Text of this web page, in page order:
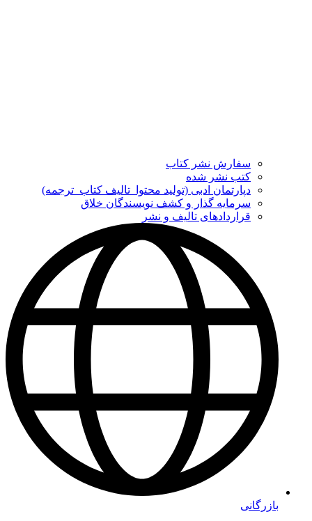
سفارش نشر کتاب
کتب نشر شده
دپارتمان ادبی (تولید محتوا_تالیف کتاب_ترجمه)
سرمایه گذار و کشف نویسندگان خلاق
قراردادهای تالیف و نشر
بازرگانی